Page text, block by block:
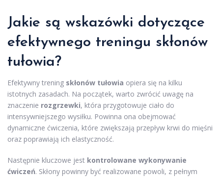
Jakie są wskazówki dotyczące
efektywnego treningu skłonów
tułowia?
Efektywny trening skłonów tułowia opiera się na kilku
istotnych zasadach. Na początek, warto zwrócić uwagę na
znaczenie rozgrzewki, która przygotowuje ciało do
intensywniejszego wysiłku. Powinna ona obejmować
dynamiczne ćwiczenia, które zwiększają przepływ krwi do mięśni
oraz poprawiają ich elastyczność.
Następnie kluczowe jest kontrolowane wykonywanie
ćwiczeń. Skłony powinny być realizowane powoli, z pełnym